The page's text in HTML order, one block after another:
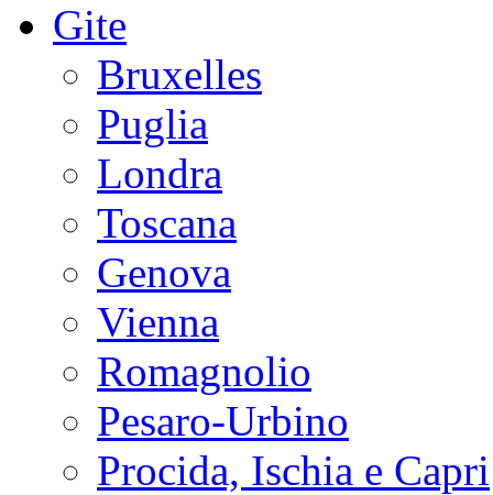
Gite
Bruxelles
Puglia
Londra
Toscana
Genova
Vienna
Romagnolio
Pesaro-Urbino
Procida, Ischia e Capri